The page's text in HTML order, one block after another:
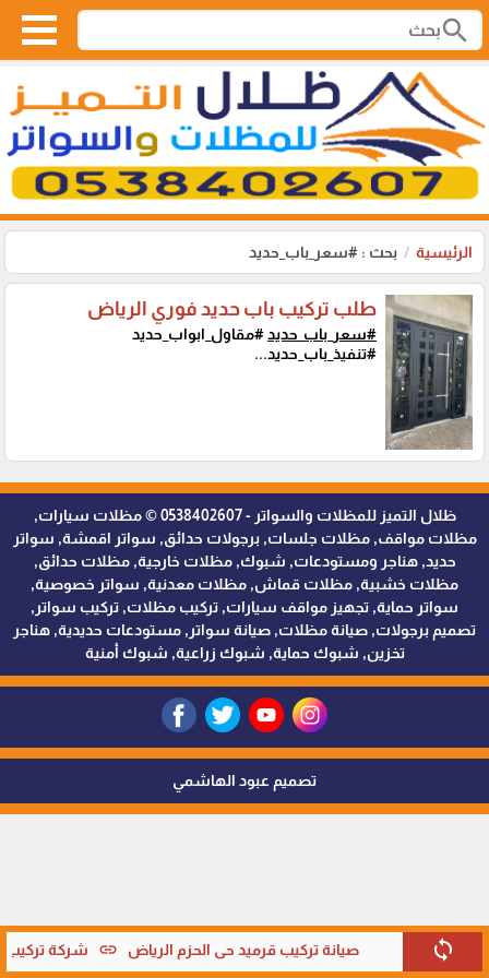
search
الرئيسية بحث : #سعر_باب_حديد
sync صيانة تركيب قرميد حي الحزم الرياض link شركة تركيب
طلب تركيب باب حديد فوري الرياض
#سعر_باب_حديد#مقاول_ابواب_حديد
#تنفيذ_باب_حديد...
ظلال التميز للمظلات والسواتر - 0538402607 © مظلات سيارات,
مظلات مواقف, مظلات جلسات, برجولات حدائق, سواتر اقمشة, سواتر
حديد, هناجر ومستودعات, شبوك, مظلات خارجية, مظلات حدائق,
مظلات خشبية, مظلات قماش, مظلات معدنية, سواتر خصوصية,
سواتر حماية, تجهيز مواقف سيارات, تركيب مظلات, تركيب سواتر,
تصميم برجولات, صيانة مظلات, صيانة سواتر, مستودعات حديدية, هناجر
تخزين, شبوك حماية, شبوك زراعية, شبوك أمنية
تصميم عبود الهاشمي